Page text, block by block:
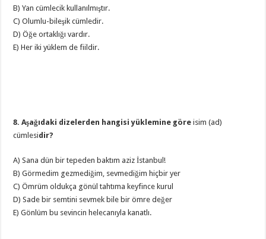
B) Yan cümlecik kullanılmıştır.
C) Olumlu-bileşik cümledir.
D) Öğe ortaklığı vardır.
E) Her iki yüklem de fiildir.
8. Aşağıdaki dizelerden hangisi yüklemine göreisim (ad)
cümlesidir?
A) Sana dün bir tepeden baktım aziz İstanbul!
B) Görmedim gezmediğim, sevmediğim hiçbir yer
C) Ömrüm oldukça gönül tahtıma keyfince kurul
D) Sade bir semtini sevmek bile bir ömre değer
E) Gönlüm bu sevincin helecanıyla kanatlı.